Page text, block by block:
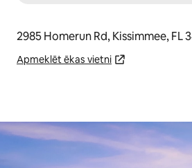
2985 Homerun Rd, Kissimmee, FL
Apmeklēt ēkas vietni